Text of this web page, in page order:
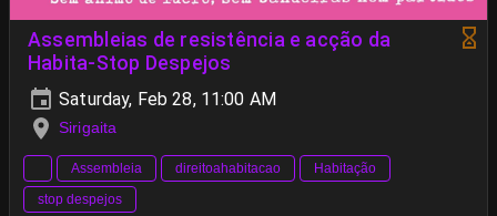
Assembleias de resistência e acção da
Habita-Stop Despejos
Saturday, Feb 28, 11:00 AM
Sirigaita
Assembleia direitoahabitacao
Habitação
stop despejos